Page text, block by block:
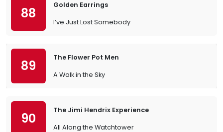
88
Golden Earrings
I’ve Just Lost Somebody
89
The Flower Pot Men
A Walk in the Sky
90
The Jimi Hendrix Experience
All Along the Watchtower